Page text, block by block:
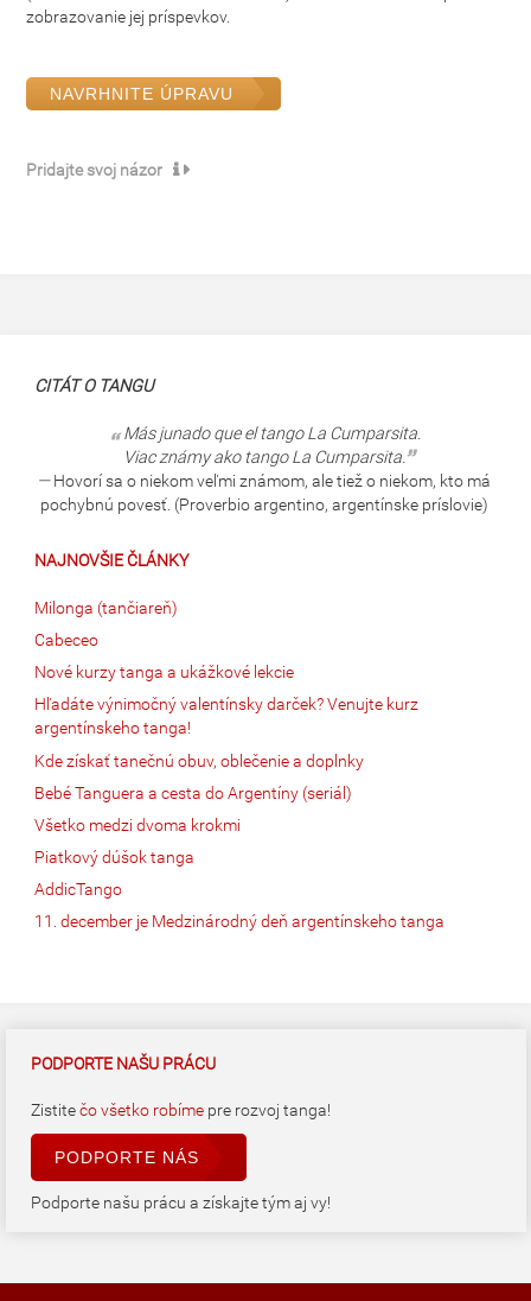
zobrazovanie jej príspevkov.
NAVRHNITE ÚPRAVU
Pridajte svoj názor
CITÁT O TANGU
Más junado que el tango La Cumparsita.
Viac známy ako tango La Cumparsita.
—Hovorí sa o niekom veľmi známom, ale tiež o niekom, kto má
pochybnú povesť. (Proverbio argentino, argentínske príslovie)
NAJNOVŠIE ČLÁNKY
Milonga (tančiareň)
Cabeceo
Nové kurzy tanga a ukážkové lekcie
Hľadáte výnimočný valentínsky darček? Venujte kurz
argentínskeho tanga!
Kde získať tanečnú obuv, oblečenie a doplnky
Bebé Tanguera a cesta do Argentíny (seriál)
Všetko medzi dvoma krokmi
Piatkový dúšok tanga
AddicTango
11. december je Medzinárodný deň argentínskeho tanga
PODPORTE NAŠU PRÁCU
Zistitečo všetko robíme pre rozvoj tanga!
PODPORTE NÁS
Podporte našu prácu a získajte tým aj vy!